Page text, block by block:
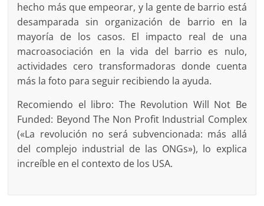
hecho más que empeorar, y la gente de barrio está
desamparada sin organización de barrio en la
mayoría de los casos. El impacto real de una
macroasociación en la vida del barrio es nulo,
actividades cero transformadoras donde cuenta
más la foto para seguir recibiendo la ayuda.
Recomiendo el libro: The Revolution Will Not Be
Funded: Beyond The Non Profit Industrial Complex
(«La revolución no será subvencionada: más allá
del complejo industrial de las ONGs»), lo explica
increíble en el contexto de los USA.